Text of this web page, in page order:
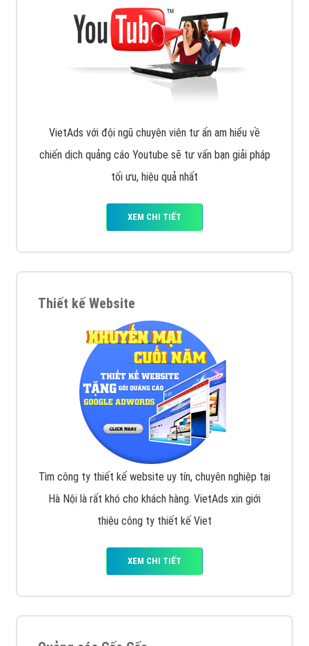
VietAds với đội ngũ chuyên viên tư ấn am hiểu về
chiến dịch quảng cáo Youtube sẽ tư vấn bạn giải pháp
tối ưu, hiệu quả nhất
XEM CHI TIẾT
Thiết kế Website
Tìm công ty thiết kế website uy tín, chuyên nghiệp tại
Hà Nội là rất khó cho khách hàng. VietAds xin giới
thiệu công ty thiết kế Viet
XEM CHI TIẾT